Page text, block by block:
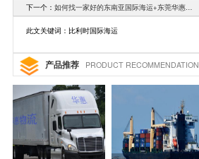
下一个： 如何找一家好的东南亚国际海运+东莞华惠…
此文关键词：比利时国际海运
产品推荐 PRODUCT RECOMMENDATION